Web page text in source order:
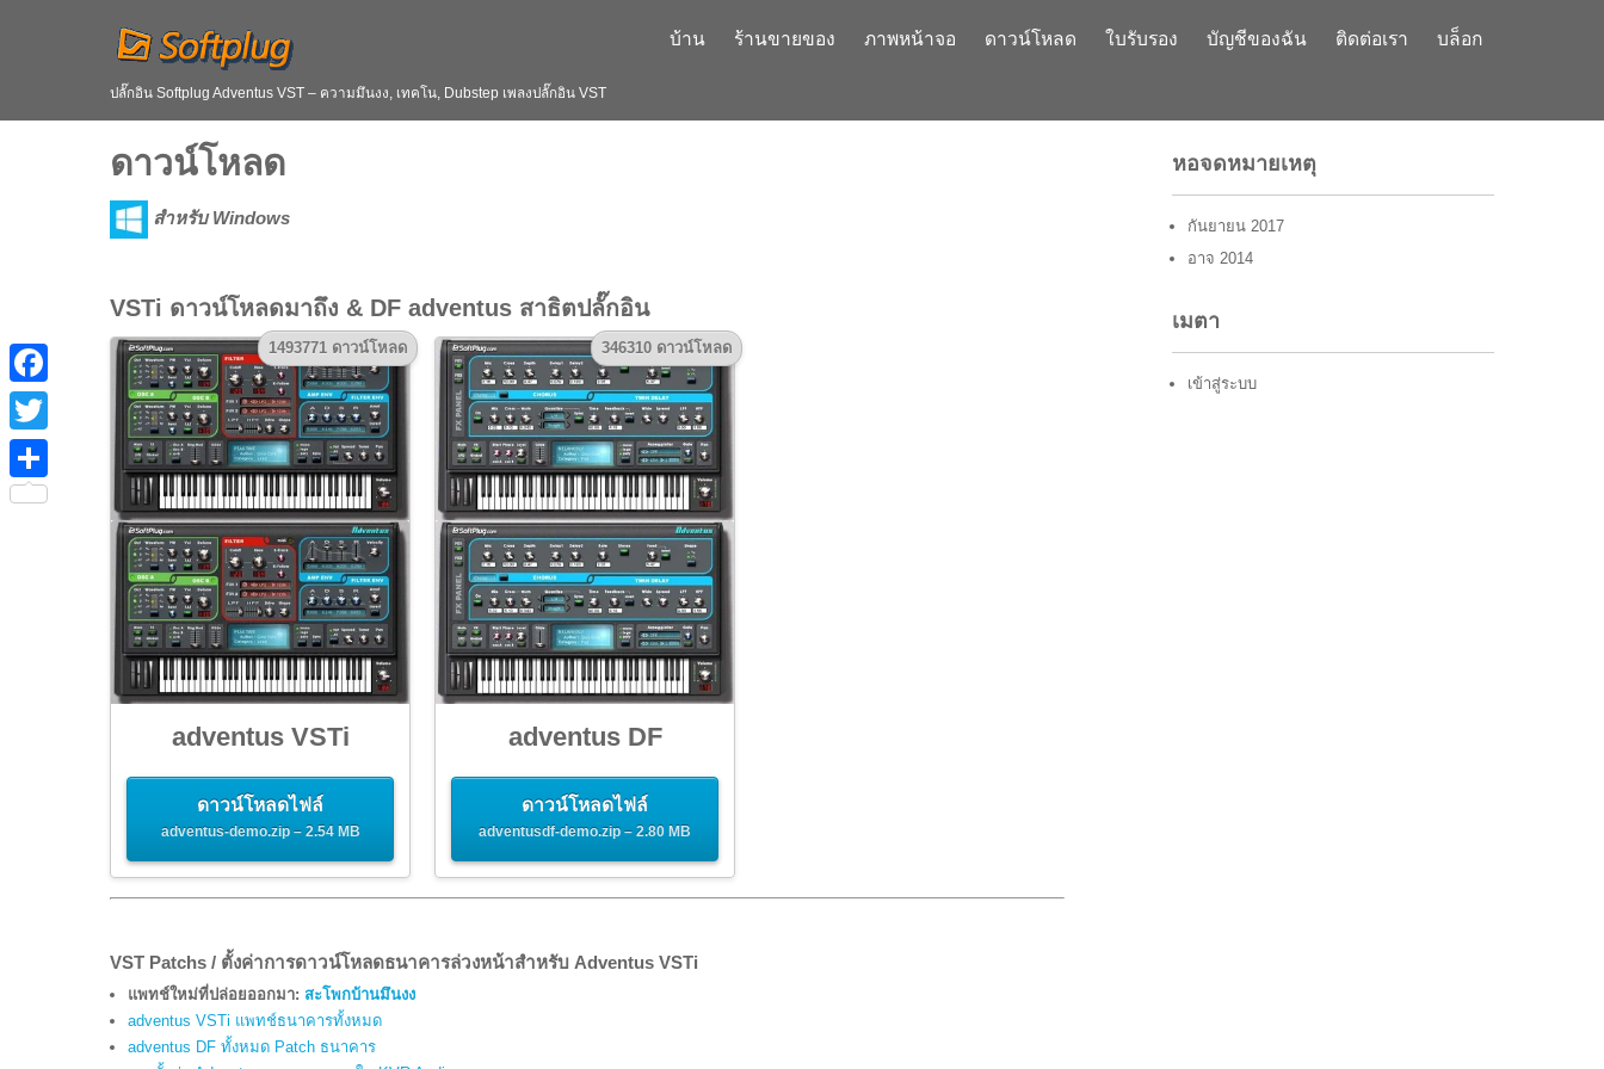
ปลั๊กอิน Softplug Adventus VST – ความมึนงง, เทคโน, Dubstep เพลงปลั๊กอิน VST
บ้าน ร้านขายของ ภาพหน้าจอ ดาวน์โหลด ใบรับรอง บัญชีของฉัน ติดต่อเรา บล็อก
ดาวน์โหลด
สำหรับ Windows
VSTi ดาวน์โหลดมาถึง & DF adventus สาธิตปลั๊กอิน
1493771 ดาวน์โหลด
adventus VSTi
ดาวน์โหลดไฟล์
adventus-demo.zip – 2.54 MB
346310 ดาวน์โหลด
adventus DF
ดาวน์โหลดไฟล์
adventusdf-demo.zip – 2.80 MB
VST Patchs / ตั้งค่าการดาวน์โหลดธนาคารล่วงหน้าสำหรับ Adventus VSTi
แพทช์ใหม่ที่ปล่อยออกมา: สะโพกบ้านมึนงง
adventus VSTi แพทช์ธนาคารทั้งหมด
adventus DF ทั้งหมด Patch ธนาคาร
หอจดหมายเหตุ
กันยายน 2017
อาจ 2014
เมตา
เข้าสู่ระบบ
F
a
c
T
w
S